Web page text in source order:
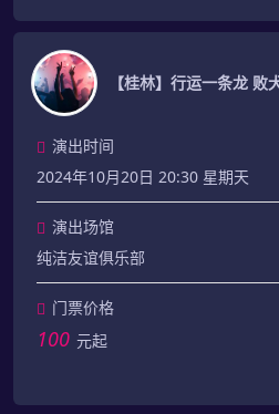
【桂林】行运一条龙 败
演出时间
2024年10月20日 20:30 星期天
演出场馆
纯洁友谊俱乐部
门票价格
100 元起